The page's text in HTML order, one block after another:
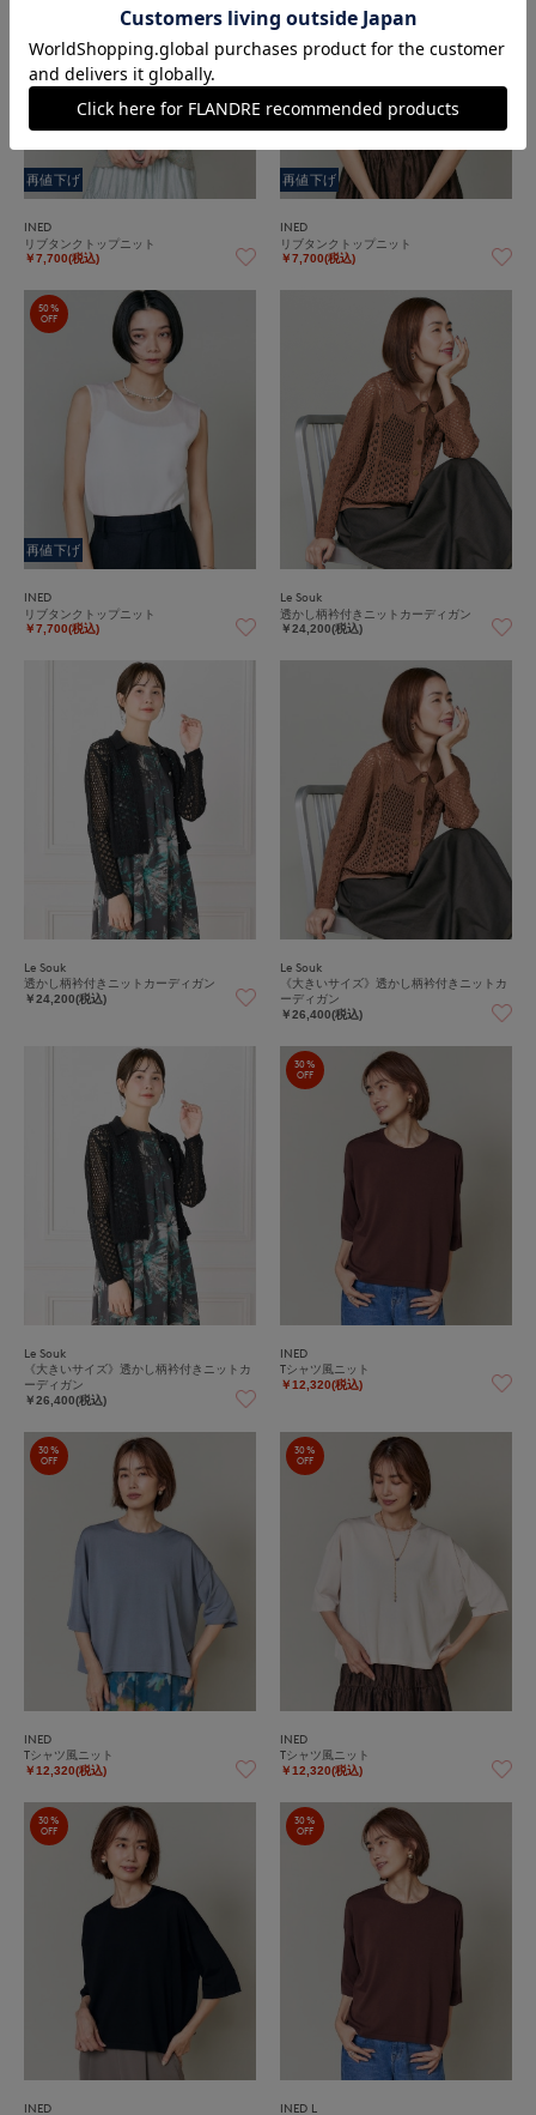
再値下げ
INED
リブタンクトップニット
￥7,700(税込)
再値下げ
INED
リブタンクトップニット
￥7,700(税込)
50%
OFF
再値下げ
INED
リブタンクトップニット
￥7,700(税込)
Le Souk
透かし柄衿付きニットカーディガン
￥24,200(税込)
Le Souk
透かし柄衿付きニットカーディガン
￥24,200(税込)
Le Souk
《大きいサイズ》透かし柄衿付きニットカ
ーディガン
￥26,400(税込)
Le Souk
《大きいサイズ》透かし柄衿付きニットカ
ーディガン
￥26,400(税込)
30%
OFF
INED
Tシャツ風ニット
￥12,320(税込)
30%
OFF
INED
Tシャツ風ニット
￥12,320(税込)
30%
OFF
INED
Tシャツ風ニット
￥12,320(税込)
30%
OFF
INED
30%
OFF
INED L